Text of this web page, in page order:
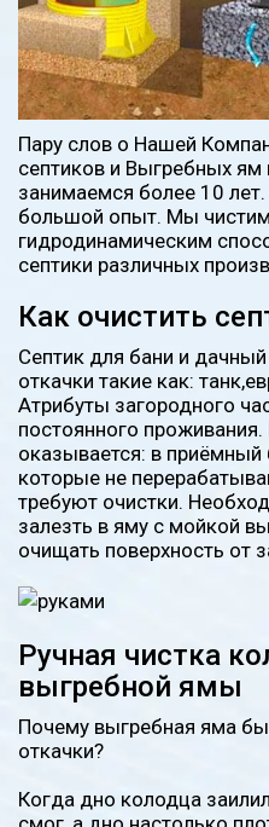
Пару слов о Нашей
септиков и Выгребных
занимаемся более 10
большой опыт. Мы
гидродинамическим
септики различных
Как очистить
Септик для бани и дачный
откачки такие как:
Атрибуты загородного
постоянного
оказывается: в
которые не
требуют очистки.
залезть в яму с мойкой
очищать поверхность от
Ручная чистка
выгребной ямы
Почему выгребная яма
откачки?
Когда дно колодца